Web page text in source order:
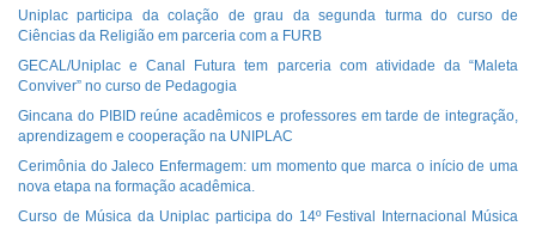
Uniplac participa da colação de grau da segunda turma do curso de
Ciências da Religião em parceria com a FURB
GECAL/Uniplac e Canal Futura tem parceria com atividade da “Maleta
Conviver” no curso de Pedagogia
Gincana do PIBID reúne acadêmicos e professores em tarde de integração,
aprendizagem e cooperação na UNIPLAC
Cerimônia do Jaleco Enfermagem: um momento que marca o início de uma
nova etapa na formação acadêmica.
Curso de Música da Uniplac participa do 14º Festival Internacional Música